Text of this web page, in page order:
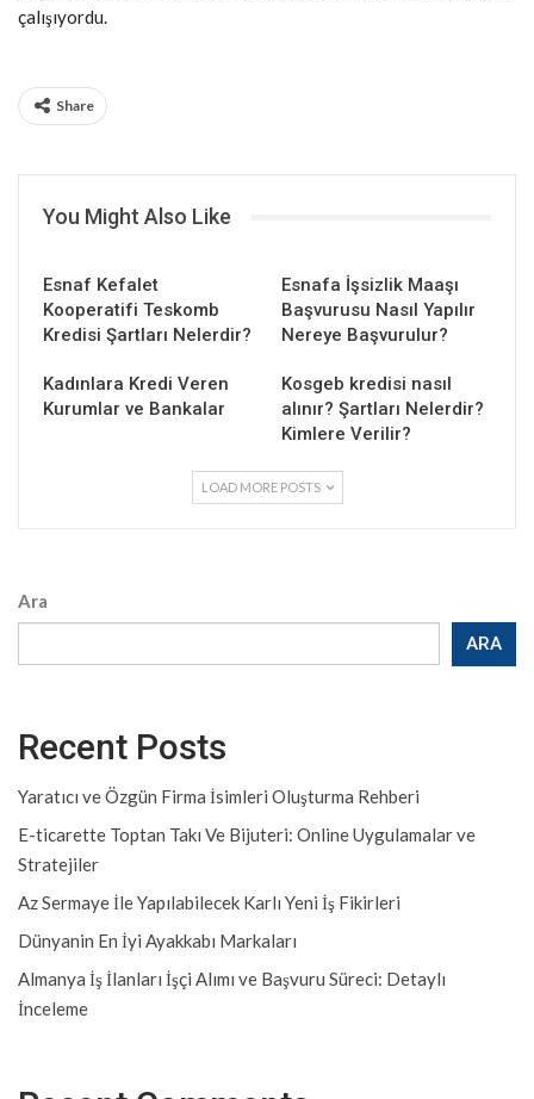
çalışıyordu.
Share
You Might Also Like
Esnaf Kefalet
Kooperatifi Teskomb
Kredisi Şartları Nelerdir?
Esnafa İşsizlik Maaşı
Başvurusu Nasıl Yapılır
Nereye Başvurulur?
Kadınlara Kredi Veren
Kurumlar ve Bankalar
Kosgeb kredisi nasıl
alınır? Şartları Nelerdir?
Kimlere Verilir?
LOAD MORE POSTS
Ara
ARA
Recent Posts
Yaratıcı ve Özgün Firma İsimleri Oluşturma Rehberi
E-ticarette Toptan Takı Ve Bijuteri: Online Uygulamalar ve
Stratejiler
Az Sermaye İle Yapılabilecek Karlı Yeni İş Fikirleri
Dünyanin En İyi Ayakkabı Markaları
Almanya İş İlanları İşçi Alımı ve Başvuru Süreci: Detaylı
İnceleme